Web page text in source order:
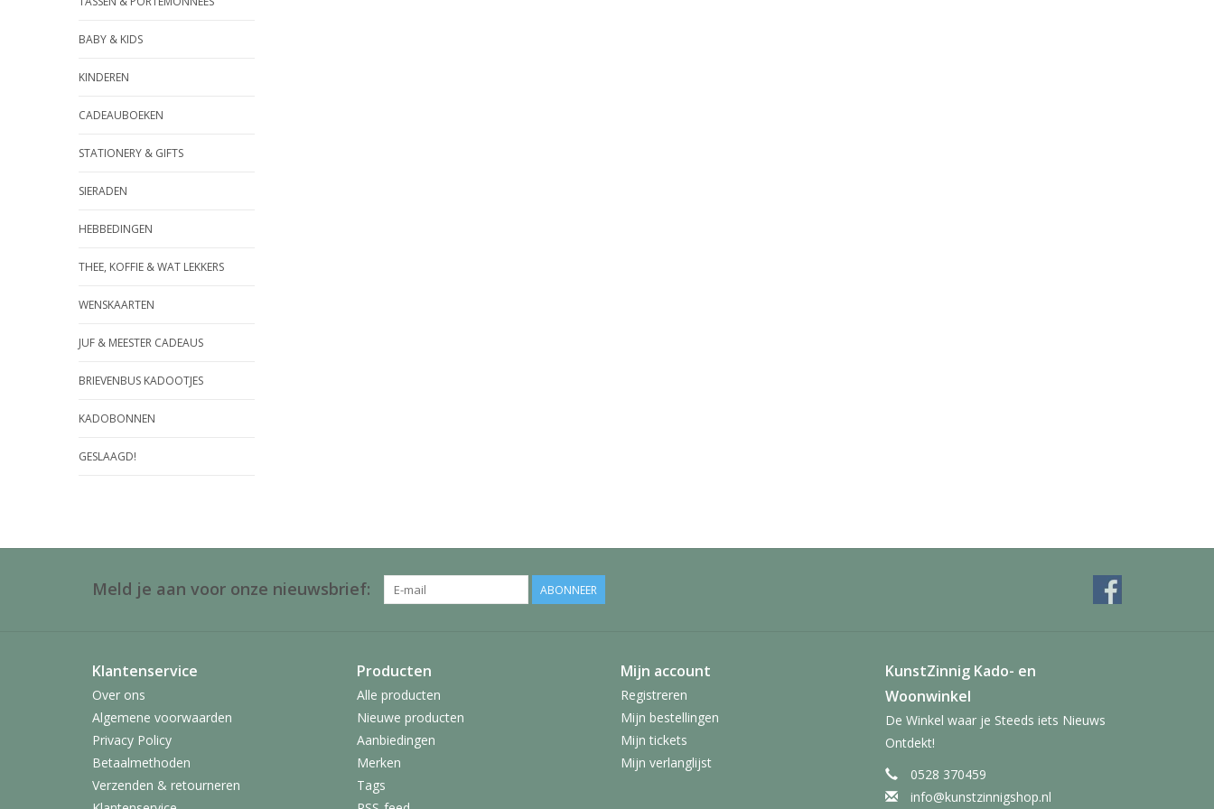
BABY & KIDS
KINDEREN
CADEAUBOEKEN
STATIONERY & GIFTS
SIERADEN
HEBBEDINGEN
THEE, KOFFIE & WAT LEKKERS
WENSKAARTEN
JUF & MEESTER CADEAUS
BRIEVENBUS KADOOTJES
KADOBONNEN
GESLAAGD!
Meld je aan voor onze nieuwsbrief: ABONNEER
Klantenservice
Over ons
Algemene voorwaarden
Privacy Policy
Betaalmethoden
Verzenden & retourneren
Producten
Alle producten
Nieuwe producten
Aanbiedingen
Merken
Tags
Mijn account
Registreren
Mijn bestellingen
Mijn tickets
Mijn verlanglijst
KunstZinnig Kado- en
Woonwinkel
De Winkel waar je Steeds iets Nieuws
Ontdekt!
0528 370459
info@kunstzinnigshop.nl